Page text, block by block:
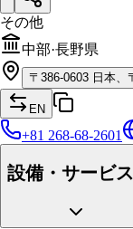
その他
中部·長野県
〒 386-0603 日本、
EN
+81 268-68-2601
設備・サービス